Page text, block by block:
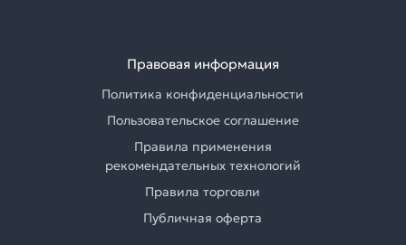
Правовая информация
Политика конфиденциальности
Пользовательское соглашение
Правила применения
рекомендательных технологий
Правила торговли
Публичная оферта